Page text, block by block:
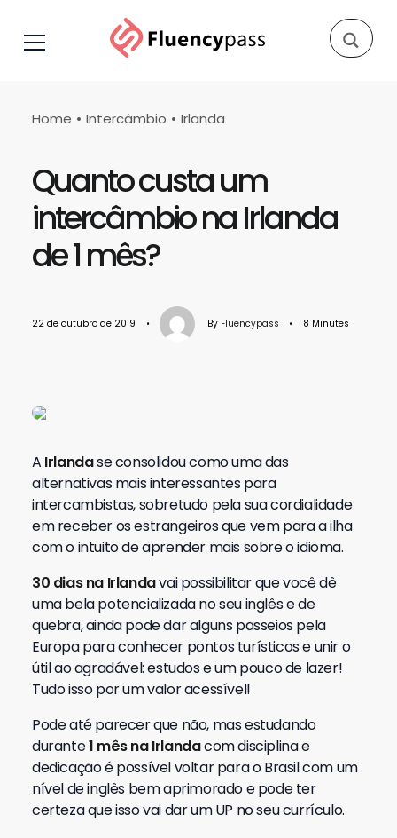
Home Intercâmbio Irlanda
Quanto custa um
intercâmbio na Irlanda
de 1 mês?
22 de outubro de 2019 • By Fluencypass • 8 Minutes
A Irlandase consolidou como uma das
alternativas mais interessantes para
intercambistas, sobretudo pela sua cordialidade
em receber os estrangeiros que vem para a ilha
com o intuito de aprender mais sobre o idioma.
30 dias na Irlandavai possibilitar que você dê
uma bela potencializada no seu inglês e de
quebra, ainda pode dar alguns passeios pela
Europa para conhecer pontos turísticos e unir o
útil ao agradável: estudos e um pouco de lazer!
Tudo isso por um valor acessível!
Pode até parecer que não, mas estudando
durante1 mês na Irlandacom disciplina e
dedicação é possível voltar para o Brasil com um
nível de inglês bem aprimorado e pode ter
certeza que isso vai dar um UP no seu currículo.